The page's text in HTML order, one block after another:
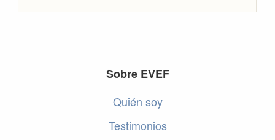
Sobre EVEF
Quién soy
Testimonios